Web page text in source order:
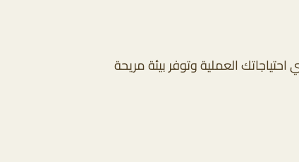
العملية وتوفر بيئة مريحة